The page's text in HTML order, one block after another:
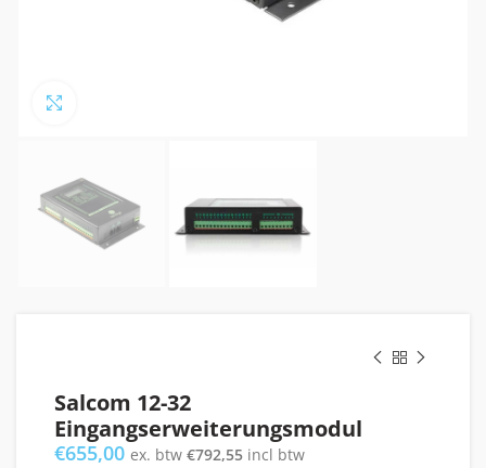
Salcom 12-32
Eingangserweiterungsmodul
€655,00 ex. btw €792,55 incl btw